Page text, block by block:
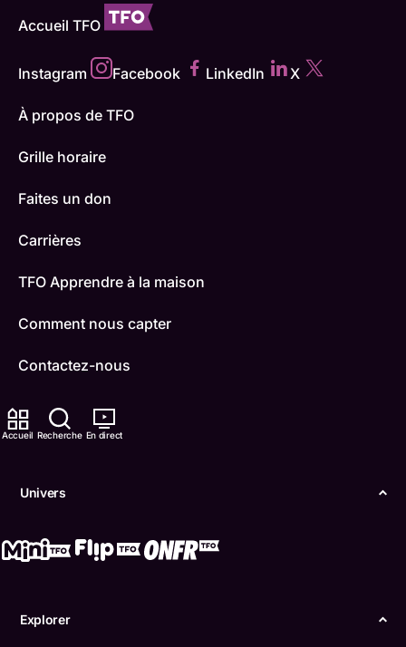
Accueil Recherche En direct
Univers
Explorer
Accueil TFO
Instagram Facebook LinkedIn X
À propos de TFO
Grille horaire
Faites un don
Carrières
TFO Apprendre à la maison
Comment nous capter
Contactez-nous
ONFR
Boukili
Confidentialité